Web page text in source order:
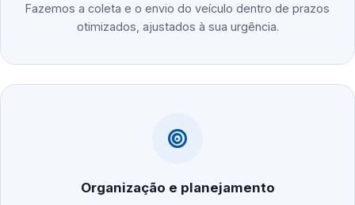
Fazemos a coleta e o envio do veículo dentro de prazos
otimizados, ajustados à sua urgência.
Organização e planejamento